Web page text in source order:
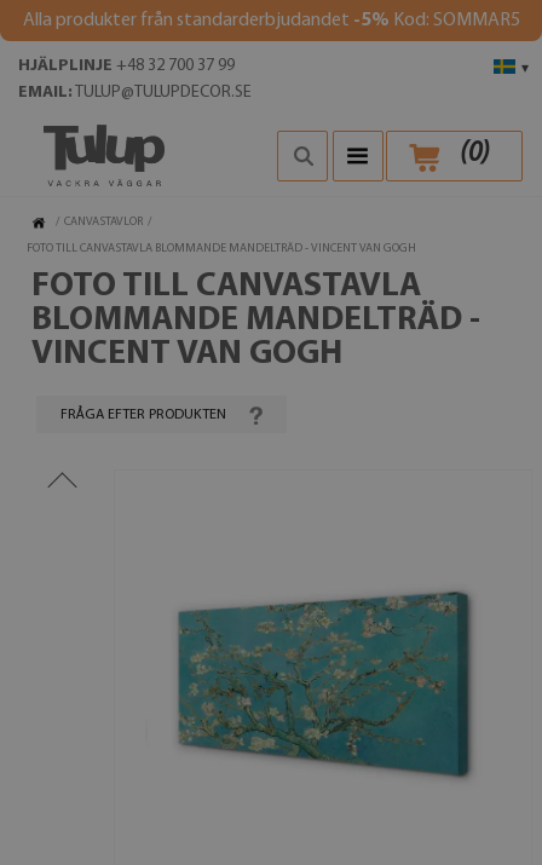
Alla produkter från standarderbjudandet -5% Kod: SOMMAR5
▾
HJÄLPLINJE +48 32 700 37 99
EMAIL: TULUP@TULUPDECOR.SE
(0)
/ CANVASTAVLOR /
FOTO TILL CANVASTAVLA BLOMMANDE MANDELTRÄD - VINCENT VAN GOGH
FOTO TILL CANVASTAVLA
BLOMMANDE MANDELTRÄD -
VINCENT VAN GOGH
FRÅGA EFTER PRODUKTEN